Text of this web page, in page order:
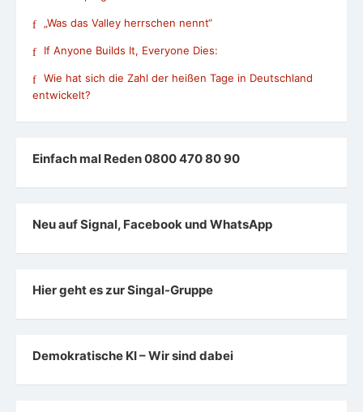
„Was das Valley herrschen nennt“
If Anyone Builds It, Everyone Dies:
Wie hat sich die Zahl der heißen Tage in Deutschland
entwickelt?
Einfach mal Reden 0800 470 80 90
Neu auf Signal, Facebook und WhatsApp
Hier geht es zur Singal-Gruppe
Demokratische KI – Wir sind dabei